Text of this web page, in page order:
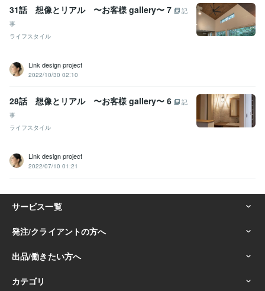
31話 想像とリアル 〜お客様 gallery〜 7
記
事
ライフスタイル
Link design project
2022/10/30 02:10
28話 想像とリアル 〜お客様 gallery〜 6
記
事
ライフスタイル
Link design project
2022/07/10 01:21